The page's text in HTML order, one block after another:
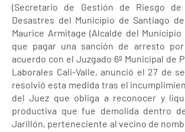
(Secretario de Gestión de Riesgo de
Desastres del Municipìo de Santiago
Maurice Armitage (Alcalde del
que pagar una sanción de arresto
acuerdo con el Juzgado 6º Municipal de
Laborales Cali-Valle, anunció el 27 de
resolvió esta medida tras el
del Juez que obliga a reconocer y
productiva que fue demolida dentro
Jarillón, perteneciente al vecino de